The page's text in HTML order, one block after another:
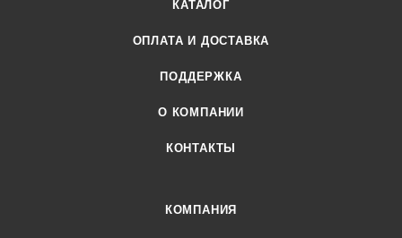
КАТАЛОГ
ОПЛАТА И ДОСТАВКА
ПОДДЕРЖКА
О КОМПАНИИ
КОНТАКТЫ
КОМПАНИЯ